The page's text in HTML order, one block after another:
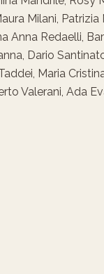
Milani,
Anna Redaelli,
Dario
Maria
Valerani, Ada